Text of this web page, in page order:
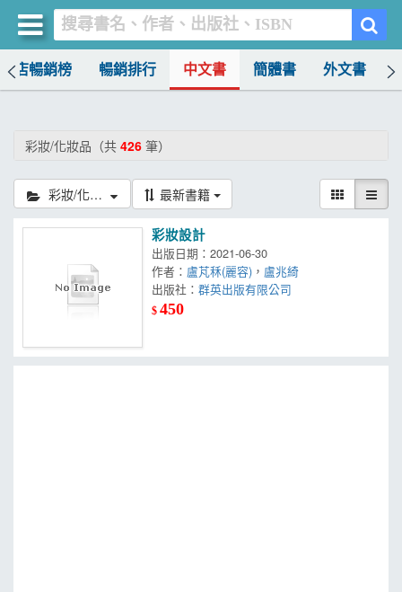
書店暢銷榜 暢銷排行 中文書 簡體書 外文書
彩妝/化妝品（共 426 筆）
彩妝/化妝品 最新書籍
彩妝設計
出版日期：2021-06-30
作者： 盧芃秝(麗容) ， 盧兆綺
出版社：
$450
買書網
書店暢銷榜
簡體書
外文書